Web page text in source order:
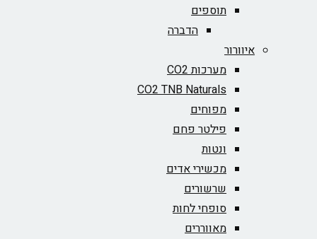
תוספים
הדברה
איוורור
מערכות CO2
CO2 TNB Naturals
מפוחים
פילטר פחם
ונטות
מכשירי אדים
שרשורים
סופחי לחות
מאווררים